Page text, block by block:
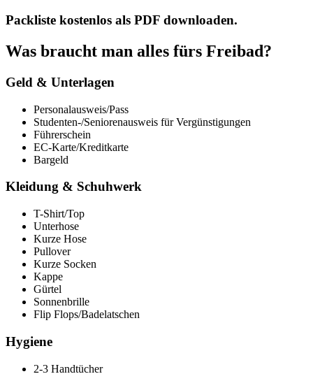
Packliste kostenlos als PDF downloaden.
Was braucht man alles fürs Freibad?
Geld & Unterlagen
Personalausweis/Pass
Studenten-/Seniorenausweis für Vergünstigungen
Führerschein
EC-Karte/Kreditkarte
Bargeld
Kleidung & Schuhwerk
T-Shirt/Top
Unterhose
Kurze Hose
Pullover
Kurze Socken
Kappe
Gürtel
Sonnenbrille
Flip Flops/Badelatschen
Hygiene
2-3 Handtücher